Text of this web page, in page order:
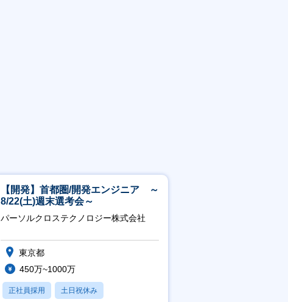
【開発】首都圏/開発エンジニア ～
8/22(土)週末選考会～
パーソルクロステクノロジー株式会社
東京都
450万~1000万
正社員採用 土日祝休み